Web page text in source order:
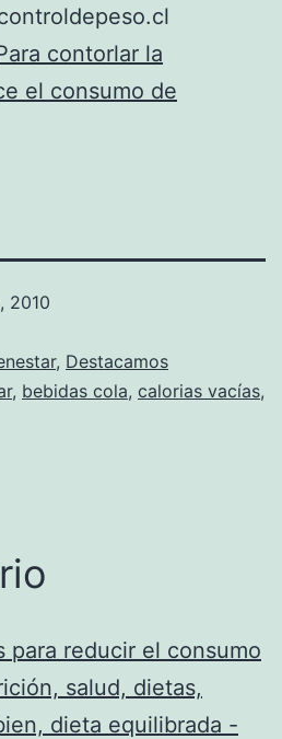
contorlar la
el consumo de
2010
, Destacamos
, bebidas cola, calorias vacías,
para reducir el consumo
salud, dietas,
dieta equilibrada -